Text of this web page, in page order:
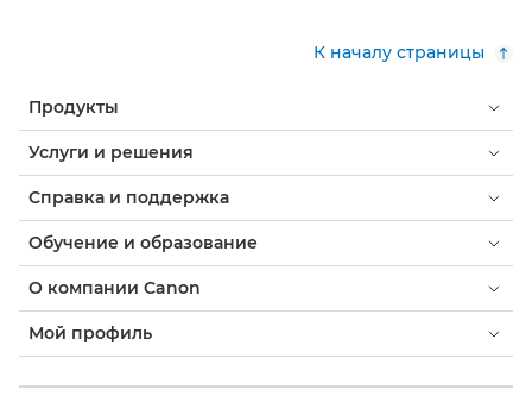
К началу страницы
Продукты
Услуги и решения
Справка и поддержка
Обучение и образование
О компании Canon
Мой профиль